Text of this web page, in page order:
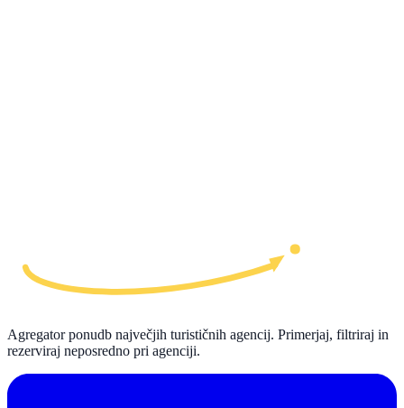
Agregator ponudb največjih turističnih agencij. Primerjaj, filtriraj in
rezerviraj neposredno pri agenciji.